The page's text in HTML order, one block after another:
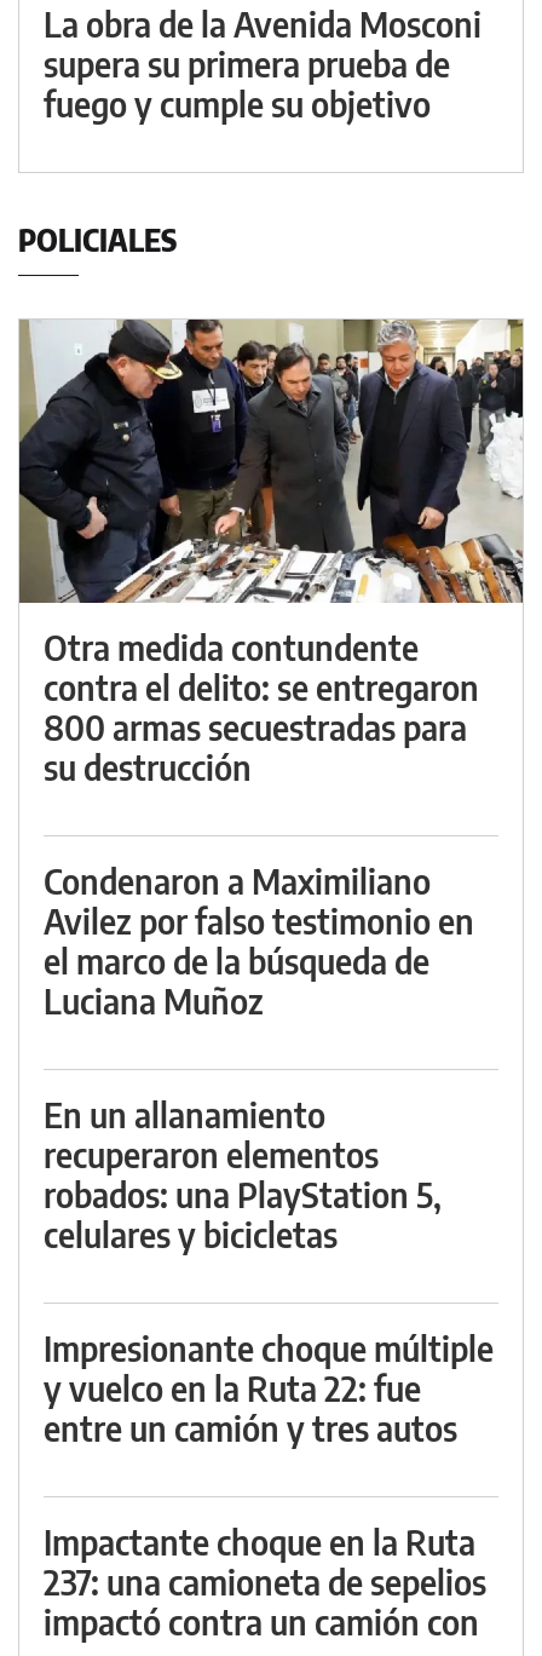
La obra de la Avenida Mosconi
supera su primera prueba de
fuego y cumple su objetivo
POLICIALES
Otra medida contundente
contra el delito: se entregaron
800 armas secuestradas para
su destrucción
Condenaron a Maximiliano
Avilez por falso testimonio en
el marco de la búsqueda de
Luciana Muñoz
En un allanamiento
recuperaron elementos
robados: una PlayStation 5,
celulares y bicicletas
Impresionante choque múltiple
y vuelco en la Ruta 22: fue
entre un camión y tres autos
Impactante choque en la Ruta
237: una camioneta de sepelios
impactó contra un camión con